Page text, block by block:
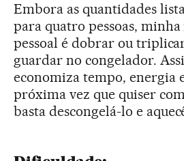
Embora as quantidades
para quatro pessoas,
pessoal é dobrar ou
guardar no congelador.
economiza tempo, energia
próxima vez que quiser
basta descongelá-lo e